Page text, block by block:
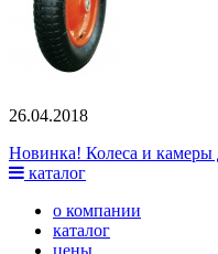
26.04.2018
Новинка! Колеса и камеры
каталог
о компании
каталог